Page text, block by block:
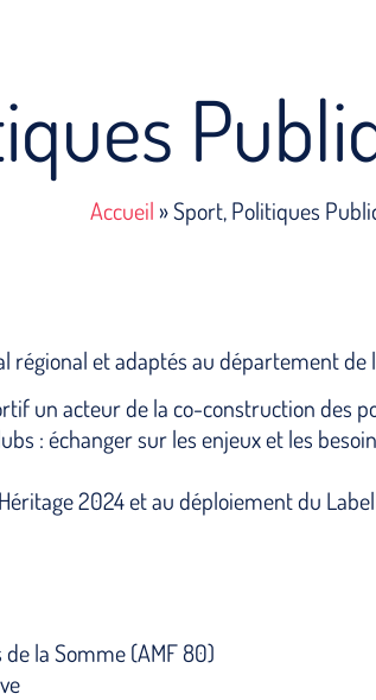
Accueil»Sport, Politiques
régional et adaptés au département de
un acteur de la co-construction des
: échanger sur les enjeux et les
2024 et au déploiement du
la Somme (AMF 80)